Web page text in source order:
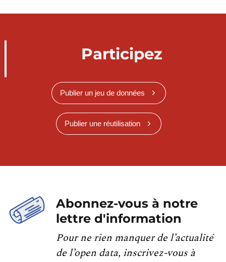
Participez
Publier un jeu de données
Publier une réutilisation
Abonnez-vous à notre
lettre d'information
Pour ne rien manquer de l’actualité
de l’open data, inscrivez-vous à